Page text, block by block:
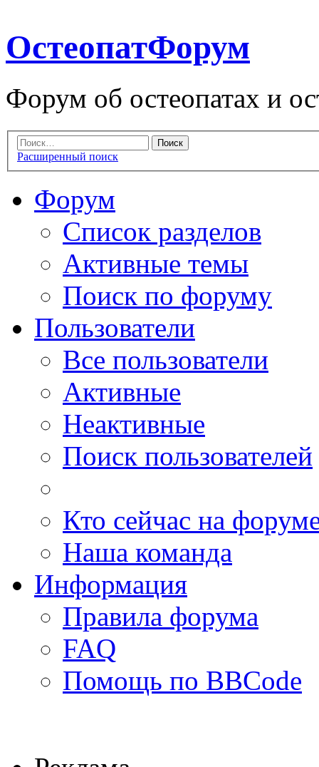
ОстеопатФорум
Форум об остеопатах и
Расширенный поиск
Форум
Список разделов
Активные темы
Поиск по форуму
Пользователи
Все пользователи
Активные
Неактивные
Поиск пользователей
Кто сейчас на
Наша команда
Информация
Правила форума
FAQ
Помощь по BBCode